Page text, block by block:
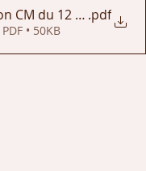
CM du 12 avril 2023
.pdf
• 50KB